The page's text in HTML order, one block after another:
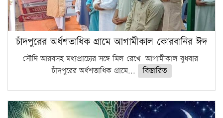
চাঁদপুরের অর্ধশতাধিক গ্রামে আগামীকাল কোরবানির ঈদ
সৌদি আরবসহ মধ্যপ্রাচ্যের সঙ্গে মিল রেখে আগামীকাল বুধবার
চাঁদপুরের অর্ধশতাধিক গ্রামে...
বিস্তারিত